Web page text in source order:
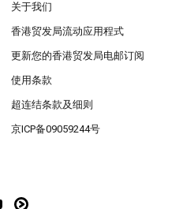
关于我们
香港贸发局流动应用程式
更新您的香港贸发局电邮订阅
使用条款
超连结条款及细则
京ICP备09059244号